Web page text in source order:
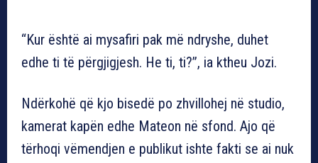
“Kur është ai mysafiri pak më ndryshe, duhet
edhe ti të përgjigjesh. He ti, ti?”, ia ktheu Jozi.
Ndërkohë që kjo bisedë po zhvillohej në studio,
kamerat kapën edhe Mateon në sfond. Ajo që
tërhoqi vëmendjen e publikut ishte fakti se ai nuk